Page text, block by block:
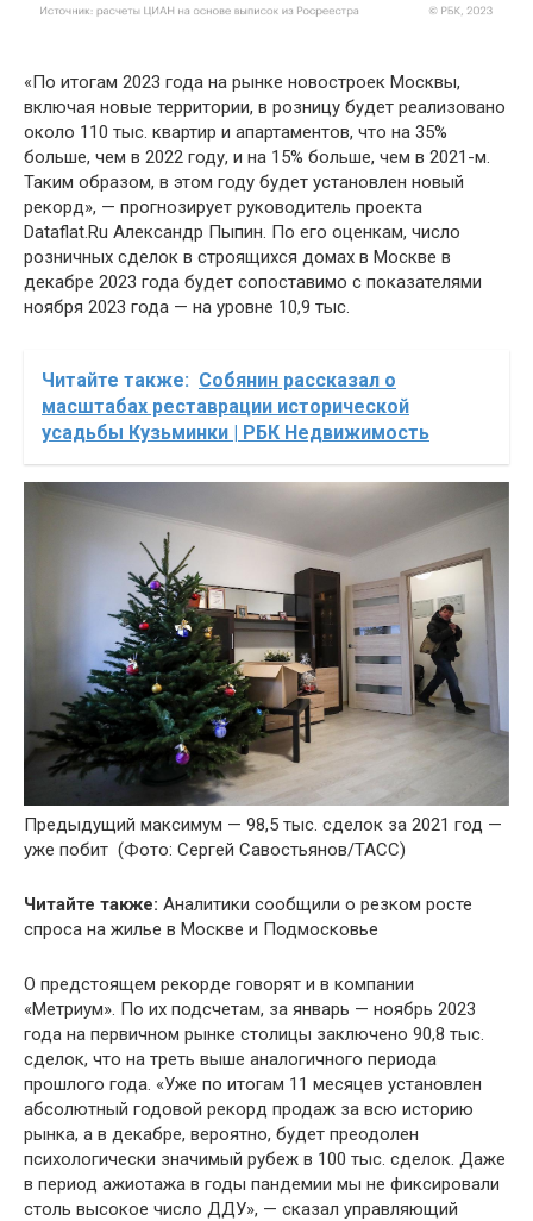
«По итогам 2023 года на рынке новостроек Москвы,
включая новые территории, в розницу будет реализовано
около 110 тыс. квартир и апартаментов, что на 35%
больше, чем в 2022 году, и на 15% больше, чем в 2021-м.
Таким образом, в этом году будет установлен новый
рекорд», — прогнозирует руководитель проекта
Dataflat.Ru Александр Пыпин. По его оценкам, число
розничных сделок в строящихся домах в Москве в
декабре 2023 года будет сопоставимо с показателями
ноября 2023 года — на уровне 10,9 тыс.
Читайте также: Собянин рассказал о
масштабах реставрации исторической
усадьбы Кузьминки | РБК Недвижимость
Предыдущий максимум — 98,5 тыс. сделок за 2021 год —
уже побит (Фото: Сергей Савостьянов/ТАСС)
Читайте также: Аналитики сообщили о резком росте
спроса на жилье в Москве и Подмосковье
О предстоящем рекорде говорят и в компании
«Метриум». По их подсчетам, за январь — ноябрь 2023
года на первичном рынке столицы заключено 90,8 тыс.
сделок, что на треть выше аналогичного периода
прошлого года. «Уже по итогам 11 месяцев установлен
абсолютный годовой рекорд продаж за всю историю
рынка, а в декабре, вероятно, будет преодолен
психологически значимый рубеж в 100 тыс. сделок. Даже
в период ажиотажа в годы пандемии мы не фиксировали
столь высокое число ДДУ», — сказал управляющий